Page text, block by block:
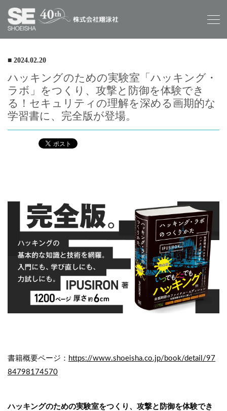
■ 2024.02.20
ハッキングのための実験室「ハッキング・
ラボ」をつくり、攻撃と防御を体験でき
る！セキュリティの理解を深める画期的な
学習書に、完全版が登場。
書籍概要ページ： https://www.shoeisha.co.jp/book/detail/97
84798174570
ハッキングのための実験室をつくり、攻撃と防御を体験でき